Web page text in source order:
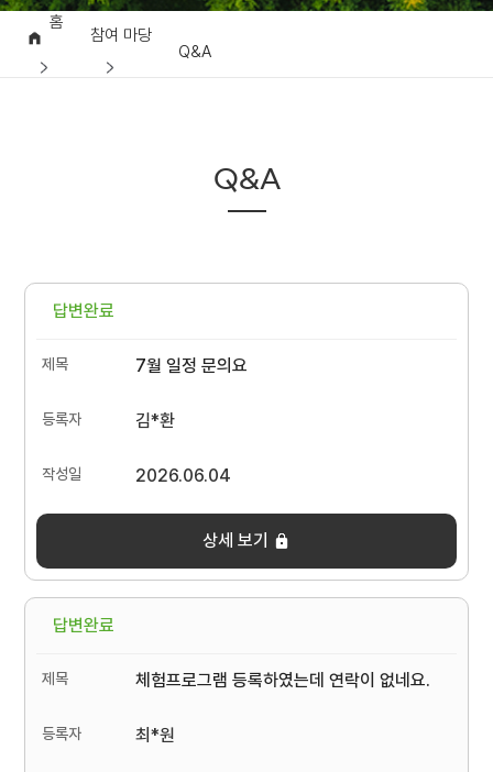
홈
참여 마당
Q&A
Q&A
답변완료
7월 일정 문의요
김*환
2026.06.04
상세 보기
답변완료
체험프로그램 등록하였는데 연락이 없네요.
최*원